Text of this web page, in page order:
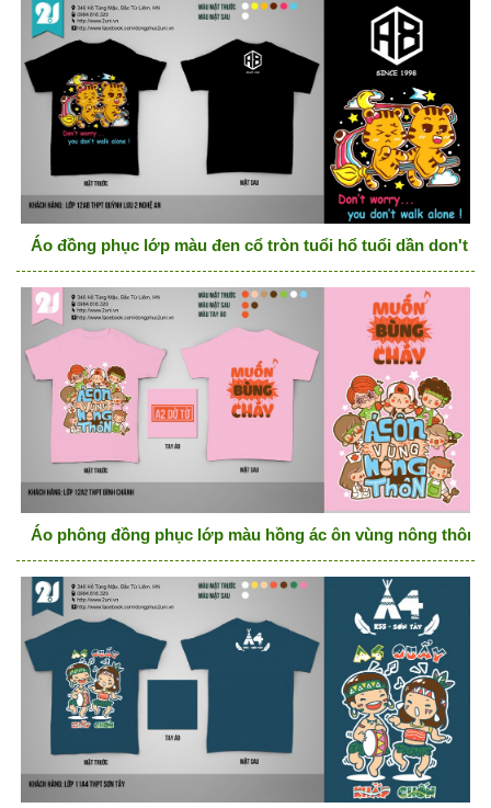
Áo đồng phục lớp màu đen cổ tròn tuổi hổ tuổi dần don't
Áo phông đồng phục lớp màu hồng ác ôn vùng nông thôn,